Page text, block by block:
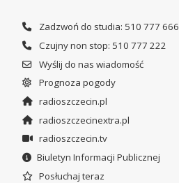
Zadzwoń do studia: 510 777 666
Czujny non stop: 510 777 222
Wyślij do nas wiadomość
Prognoza pogody
radioszczecin.pl
radioszczecinextra.pl
radioszczecin.tv
Biuletyn Informacji Publicznej
Posłuchaj teraz